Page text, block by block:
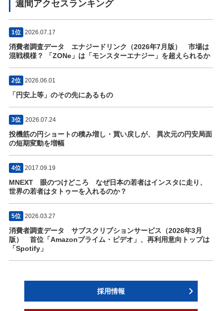
週間アクセスランキング
1位 2026.07.17
消費者調査データ エナジードリンク（2026年7月版） 市場は
混戦模様？ 「ZONe」は「モンスターエナジー」を超えられるか
2位 2026.06.01
「円安上等」のその先にあるもの
3位 2026.07.24
投機筋の円ショートの積み増し・買い戻しが、 異次元の円安局面
の短期変動を増幅
4位 2017.09.19
MNEXT 眼のつけどころ なぜ日本の若者はインスタに走り、
世界の若者はタトゥーを入れるのか？
5位 2026.03.27
消費者調査データ サブスクリプションサービス（2026年3月
版） 首位「Amazonプライム・ビデオ」、再利用意向トップは
「Spotify」
採用情報